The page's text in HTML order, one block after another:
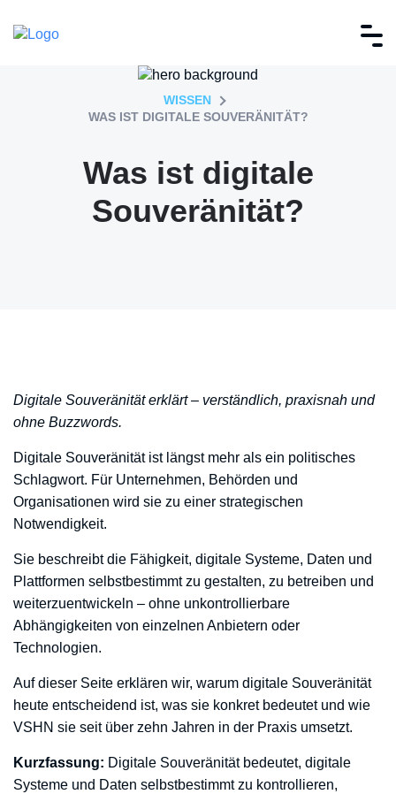
WISSEN
WAS IST DIGITALE SOUVERÄNITÄT?
Was ist digitale
Souveränität?
Digitale Souveränität erklärt – verständlich, praxisnah und
ohne Buzzwords.
Digitale Souveränität ist längst mehr als ein politisches
Schlagwort. Für Unternehmen, Behörden und
Organisationen wird sie zu einer strategischen
Notwendigkeit.
Sie beschreibt die Fähigkeit, digitale Systeme, Daten und
Plattformen selbstbestimmt zu gestalten, zu betreiben und
weiterzuentwickeln – ohne unkontrollierbare
Abhängigkeiten von einzelnen Anbietern oder
Technologien.
Auf dieser Seite erklären wir, warum digitale Souveränität
heute entscheidend ist, was sie konkret bedeutet und wie
VSHN sie seit über zehn Jahren in der Praxis umsetzt.
Kurzfassung: Digitale Souveränität bedeutet, digitale
Systeme und Daten selbstbestimmt zu kontrollieren,